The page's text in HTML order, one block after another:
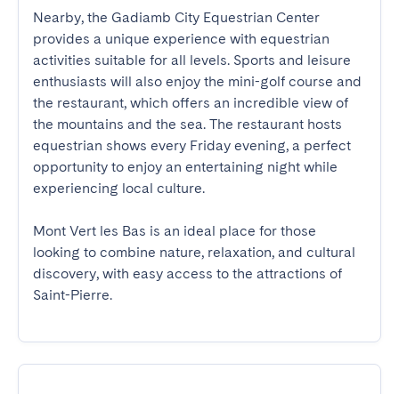
Nearby, the Gadiamb City Equestrian Center
provides a unique experience with equestrian
activities suitable for all levels. Sports and leisure
enthusiasts will also enjoy the mini-golf course and
the restaurant, which offers an incredible view of
the mountains and the sea. The restaurant hosts
equestrian shows every Friday evening, a perfect
opportunity to enjoy an entertaining night while
experiencing local culture.
Mont Vert les Bas is an ideal place for those
looking to combine nature, relaxation, and cultural
discovery, with easy access to the attractions of
Saint-Pierre.